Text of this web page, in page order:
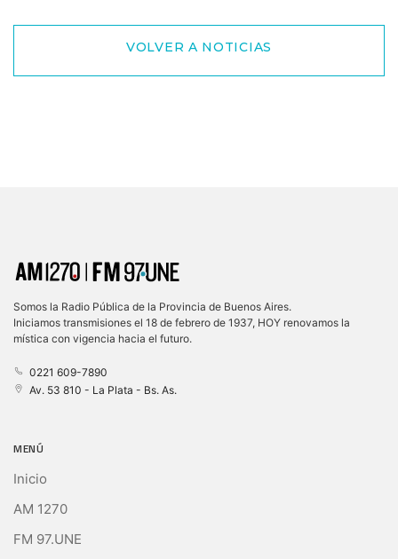
VOLVER A NOTICIAS
Somos la Radio Pública de la Provincia de Buenos Aires.
Iniciamos transmisiones el 18 de febrero de 1937, HOY renovamos la
mística con vigencia hacia el futuro.
0221 609-7890
Av. 53 810 - La Plata - Bs. As.
MENÚ
Inicio
AM 1270
FM 97.UNE